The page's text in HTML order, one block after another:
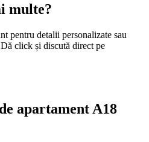
multe?
pentru detalii personalizate sau
click și discută direct pe
apartament A18